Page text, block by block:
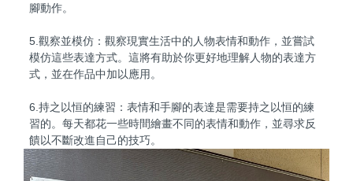
腳動作。
5.觀察並模仿：觀察現實生活中的人物表情和動作，並嘗試
模仿這些表達方式。這將有助於你更好地理解人物的表達方
式，並在作品中加以應用。
6.持之以恒的練習：表情和手腳的表達是需要持之以恒的練
習的。每天都花一些時間繪畫不同的表情和動作，並尋求反
饋以不斷改進自己的技巧。